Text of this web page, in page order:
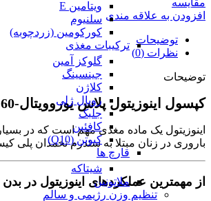
ویتامین E
سلنیوم
کورکومین (زردچوبه)
ترکیبات مغذی
گلوکز آمین
جینسینگ
کلاژن
رویال ژلی
جلبک
کافئین
کیوتن (Q10)
قارچ ها
شیتاکه
ملاتونین
تنظیم وزن رژیمی و سالم
مقایسه
افزودن به علاقه مندی
توضیحات
نظرات (0)
توضیحات
کپسول اینوزیتول پلاس یوروویتال-60 عددی
اینوزیتول یک ماده مغذی مهم است که در
باروری در زنان مبتلا به سندرم تخمدان پلی
از مهمترین عملکردهای اینوزیتول در